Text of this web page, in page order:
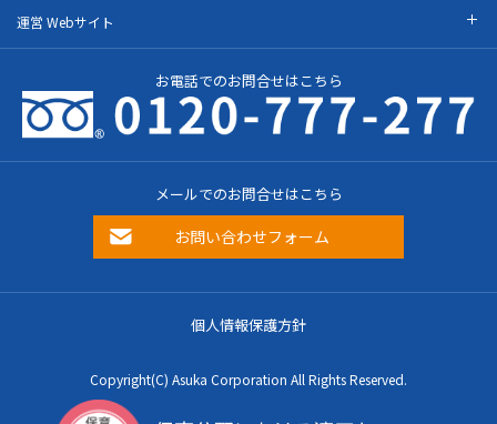
運営 Webサイト
お電話でのお問合せはこちら
メールでのお問合せはこちら
お問い合わせフォーム
個人情報保護方針
Copyright(C) Asuka Corporation All Rights Reserved.